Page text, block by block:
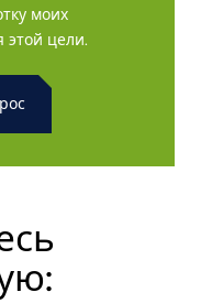
моих
этой цели.